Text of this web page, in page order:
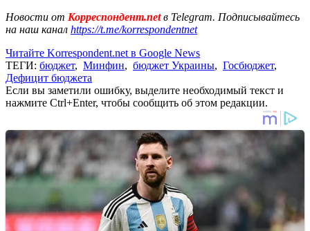
Новости от Корреспондент.netв Telegram. Подписывайтесь
на наш канал https://t.me/korrespondentnet
Читайте Korrespondent.net в Google News
ТЕГИ: бюджет, Минфин, бюджет Украины, Госбюджет,
Дефицит бюджета
Если вы заметили ошибку, выделите необходимый текст и
нажмите Ctrl+Enter, чтобы сообщить об этом редакции.